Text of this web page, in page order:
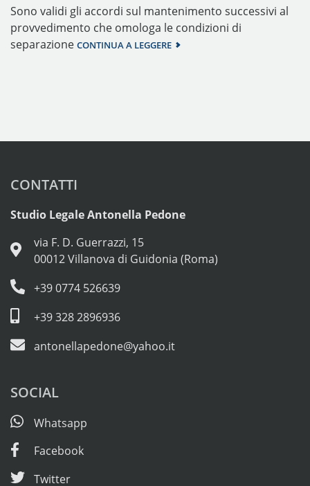
Sono validi gli accordi sul mantenimento successivi al
provvedimento che omologa le condizioni di
separazione CONTINUA A LEGGERE
CONTATTI
Studio Legale Antonella Pedone
via F. D. Guerrazzi, 15
00012 Villanova di Guidonia (Roma)
+39 0774 526639
+39 328 2896936
antonellapedone@yahoo.it
SOCIAL
Whatsapp
Facebook
Twitter